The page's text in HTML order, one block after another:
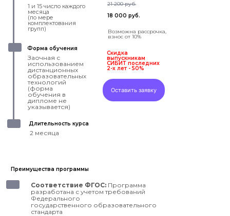
1 и 15 число каждого
месяца
(по мере
комплектования
групп)
Заочная с
использованием
дистанционных
образовательных
технологий
(форма
обучения в
дипломе не
указывается)
2 месяца
21 200 руб.
Возможна рассрочка,
взнос от 10%
Скидка
выпускникам
СИБИТ последних
2-х лет - 50%
Форма обучения
Длительность курса
Оставить заявку
18 000 руб.
Преимущества программы
Соответствие ФГОС: Программа
разработана с учетом требований
Федерального
государственного образовательного
стандарта